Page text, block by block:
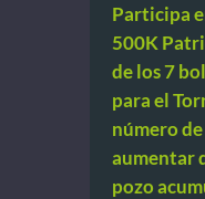
Participa
500K
de los 7
para el
número
aumentar
pozo